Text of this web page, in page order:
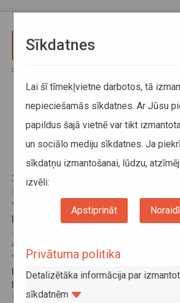
Sākums
Latvijas–Krievijas
komisijas sanāksme
16. novembris 2016
2016.gada 10. un 11.novembrī Latvijā
vienojās par turpmāko sadarbību
pārvadājumu jomā. Ņemot vērā, ka šā
salīdzinot ar analogu periodu pērn, ir
autopārvadājumu apjoms starp abām
vienojās par papildu atļauju apmaiņu
panākta vienošanās arī par sākotnējo
pārvadājumu veikšanai uz Krieviju
Krievijas delegācija informēja par
Sīkdatnes
Lai šī tīmekļvietne darbotos, tā
nepieciešamās sīkdatnes. Ar Jūsu
papildus šajā vietnē var tikt
un sociālo mediju sīkdatnes. Ja
sīkdatņu izmantošanai, lūdzu,
izvēli:
Apstiprināt
Privātuma politika
Detalizētāka informācija par
sīkdatnēm